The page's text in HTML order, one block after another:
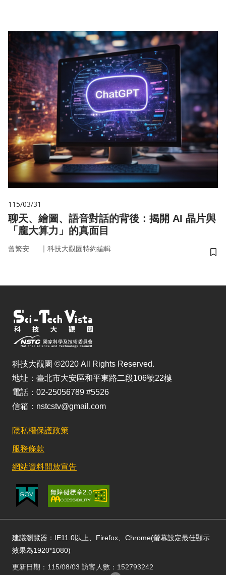
115/03/31
聊天、繪圖、語音對話的背後：揭開 AI 晶片與
「龐大算力」的真面目
曾繁安 ｜ 科技大觀園特約編輯
儲
科技大觀園 ©2020 All Rights Reserved.
地址：臺北市大安區和平東路二段106號22樓
電話：02-25056789 #5526
信箱：nstcstv@gmail.com
隱私權保護政策
服務條款
網站資料開放宣告
建議瀏覽器：IE11.0以上、Firefox、Chrome(螢幕設定最佳顯示
效果為1920*1080)
更新日期：115/08/03 訪客人數：152793242